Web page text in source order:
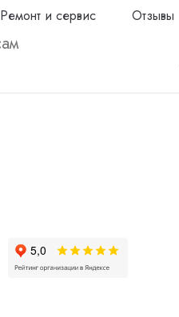
Ремонт и сервис Отзывы